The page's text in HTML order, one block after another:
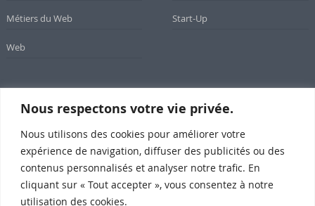
Nous respectons votre vie privée.
Nous utilisons des cookies pour améliorer votre
expérience de navigation, diffuser des publicités ou des
contenus personnalisés et analyser notre trafic. En
cliquant sur « Tout accepter », vous consentez à notre
utilisation des cookies.
Métiers du Web Start-Up
Web
Newsletter
Inscrivez-vous à notre newsletter